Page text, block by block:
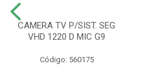
CAMERA TV P/SIST. SEG
VHD 1220 D MIC G9
Código: 560175